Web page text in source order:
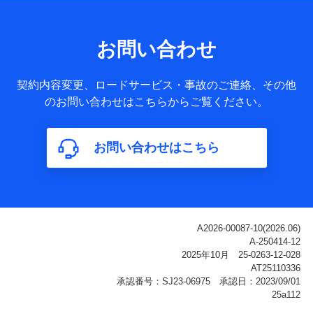
サービス提供等を通じて取得した、以下の情報などの個人デ
基本情報
氏名、電話番号、メールアドレス、お客さまの識別子、
属性、連絡先、dポイントサービスのご利用に関する情
構成、住所、dポイント残高、dポイント利用履歴などが
含まれます。
利用情報
ご契約状態・ご利用履歴インターネット利用時の行動に
関する情報、アプリケーション利用時の行動に関する情
報、購入されたサービスや商品の名称・購入場所・決済
に関する情報、アンケートの回答に関する情報などが含
お問い合わせ
契約内容変更、ロードサービス・事故のご連絡、その他
のお問い合わせはこちらからご覧ください。
お問い合わせはこちら